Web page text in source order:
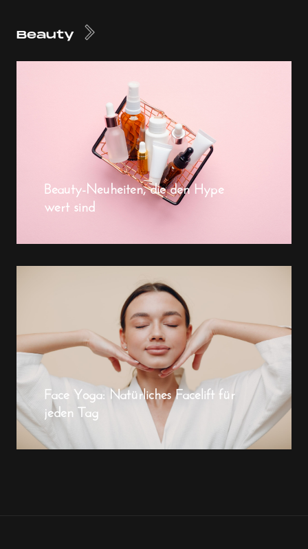
Beauty
Beauty-Neuheiten, die den Hype
wert sind
Face Yoga: Natürliches Facelift für
jeden Tag